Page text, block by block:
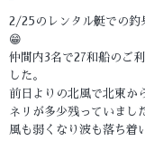
2/25のレンタル艇での釣
😁
仲間内3名で27和船のご
した。
前日よりの北風で北東か
ネリが多少残っていまし
風も弱くなり波も落ち着